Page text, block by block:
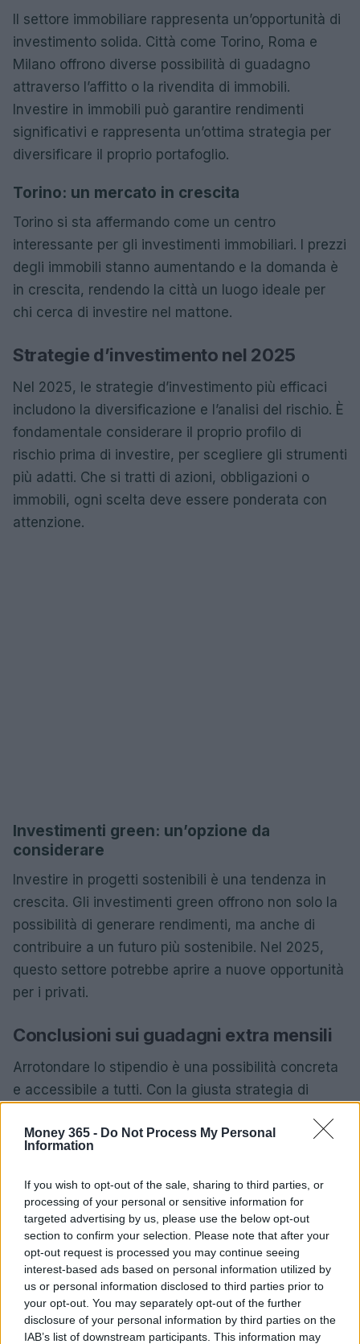
Money 365 - Do Not Process My Personal
Information
If you wish to opt-out of the sale, sharing to third parties, or
processing of your personal or sensitive information for
targeted advertising by us, please use the below opt-out
section to confirm your selection. Please note that after your
opt-out request is processed you may continue seeing
interest-based ads based on personal information utilized by
us or personal information disclosed to third parties prior to
your opt-out. You may separately opt-out of the further
disclosure of your personal information by third parties on the
IAB’s list of downstream participants. This information may
Il settore immobiliare rappresenta un’opportunità di
investimento solida. Città come Torino, Roma e
Milano offrono diverse possibilità di guadagno
attraverso l’affitto o la rivendita di immobili.
Investire in immobili può garantire rendimenti
significativi e rappresenta un’ottima strategia per
diversificare il proprio portafoglio.
Torino: un mercato in crescita
Torino si sta affermando come un centro
interessante per gli investimenti immobiliari. I prezzi
degli immobili stanno aumentando e la domanda è
in crescita, rendendo la città un luogo ideale per
chi cerca di investire nel mattone.
Strategie d’investimento nel 2025
Nel 2025, le strategie d’investimento più efficaci
includono la diversificazione e l’analisi del rischio. È
fondamentale considerare il proprio profilo di
rischio prima di investire, per scegliere gli strumenti
più adatti. Che si tratti di azioni, obbligazioni o
immobili, ogni scelta deve essere ponderata con
attenzione.
Investimenti green: un’opzione da
considerare
Investire in progetti sostenibili è una tendenza in
crescita. Gli investimenti green offrono non solo la
possibilità di generare rendimenti, ma anche di
contribuire a un futuro più sostenibile. Nel 2025,
questo settore potrebbe aprire a nuove opportunità
per i privati.
Conclusioni sui guadagni extra mensili
Arrotondare lo stipendio è una possibilità concreta
e accessibile a tutti. Con la giusta strategia di
mensili che possono fare la differenza nel bilancio
solo una scelta finanziaria, ma anche
un’opportunità per migliorare il proprio tenore di
vita.
AUTORE
AiAdhubMedia